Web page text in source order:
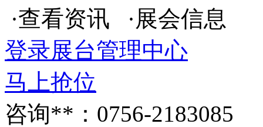
·查看资讯 ·展会信息
登录展台管理中心
马上抢位
咨询**：0756-2183085